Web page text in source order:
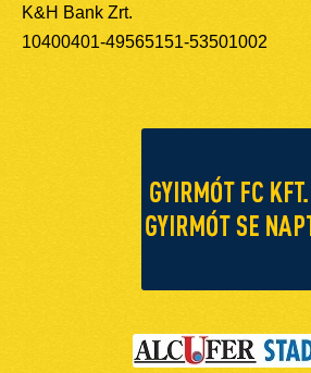
K&H Bank Zrt.
10400401-49565151-53501002